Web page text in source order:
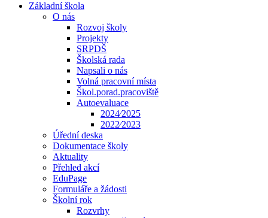
Základní škola
O nás
Rozvoj školy
Projekty
SRPDŠ
Školská rada
Napsali o nás
Volná pracovní místa
Škol.porad.pracoviště
Autoevaluace
2024⁄2025
2022⁄2023
Úřední deska
Dokumentace školy
Aktuality
Přehled akcí
EduPage
Formuláře a žádosti
Školní rok
Rozvrhy